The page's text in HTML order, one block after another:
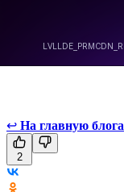
↩ На главную блога
2